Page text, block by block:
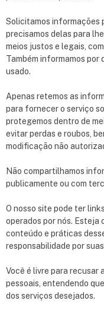
Solicitamos informações
precisamos delas para
meios justos e legais,
Também informamos por
usado.
Apenas retemos as
para fornecer o serviço
protegemos dentro de
evitar perdas e roubos,
modificação não
Não compartilhamos
publicamente ou com
O nosso site pode ter
operados por nós. Esteja
conteúdo e práticas
responsabilidade por
Você é livre para recusar
pessoais, entendendo
dos serviços desejados.